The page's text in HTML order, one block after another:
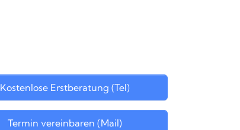
Kostenlose Erstberatung (Tel)
Termin vereinbaren (Mail)